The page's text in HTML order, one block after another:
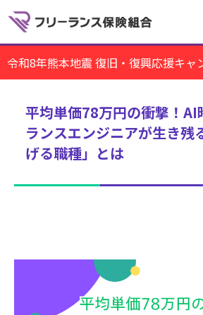
令和8年熊本地震 復旧・復興応援キ
平均単価78万円の衝撃！AI
ランスエンジニアが生き残
げる職種」とは